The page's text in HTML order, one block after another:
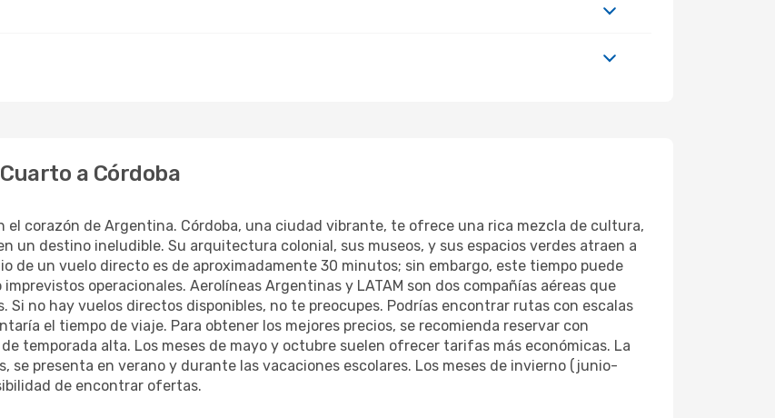
a Córdoba
el corazón de Argentina. Córdoba, una ciudad vibrante, te ofrece una rica mezcla de cultura,
un destino ineludible. Su arquitectura colonial, sus museos, y sus espacios verdes atraen a
de un vuelo directo es de aproximadamente 30 minutos; sin embargo, este tiempo puede
operacionales. Aerolíneas Argentinas y LATAM son dos compañías aéreas que
no hay vuelos directos disponibles, no te preocupes. Podrías encontrar rutas con escalas
el tiempo de viaje. Para obtener los mejores precios, se recomienda reservar con
temporada alta. Los meses de mayo y octubre suelen ofrecer tarifas más económicas. La
se presenta en verano y durante las vacaciones escolares. Los meses de invierno (junio-
de encontrar ofertas.